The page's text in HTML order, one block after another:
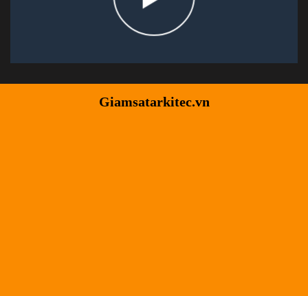
Giamsatarkitec.vn